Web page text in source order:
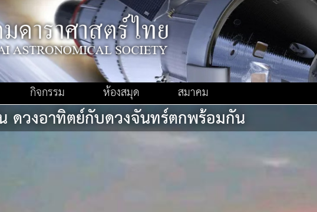
กิจกรรม ห้องสมุด สมาคม
ดวงอาทิตย์กับดวงจันทร์ตกพร้อมกัน